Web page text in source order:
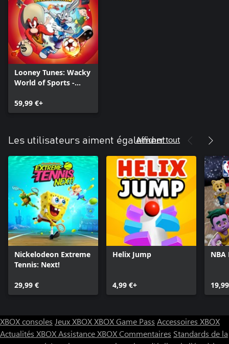
Looney Tunes: Wacky
World of Sports -
59,99 €+
Les utilisateurs aiment également
Afficher tout
Nickelodeon Extreme
Tennis: Next!
29,99 €
Helix Jump
4,99 €+
NBA
XBOX consoles Jeux XBOXXBOX Game Pass Accessoires XBOX
Actualités XBOXAssistance XBOXCommentaires Standards de la